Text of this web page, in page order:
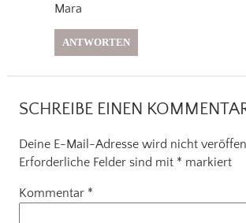
Mara
ANTWORTEN
SCHREIBE EINEN
Deine E-Mail-Adresse wird nicht
Erforderliche Felder sind mit * markiert
Kommentar *